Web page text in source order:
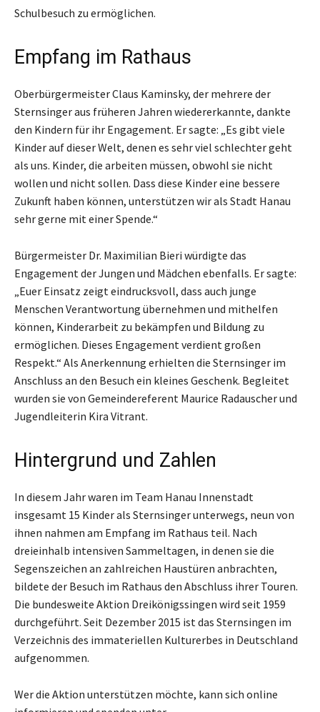
Schulbesuch zu ermöglichen.
Empfang im Rathaus
Oberbürgermeister Claus Kaminsky, der mehrere der
Sternsinger aus früheren Jahren wiedererkannte, dankte
den Kindern für ihr Engagement. Er sagte: „Es gibt viele
Kinder auf dieser Welt, denen es sehr viel schlechter geht
als uns. Kinder, die arbeiten müssen, obwohl sie nicht
wollen und nicht sollen. Dass diese Kinder eine bessere
Zukunft haben können, unterstützen wir als Stadt Hanau
sehr gerne mit einer Spende.“
Bürgermeister Dr. Maximilian Bieri würdigte das
Engagement der Jungen und Mädchen ebenfalls. Er sagte:
„Euer Einsatz zeigt eindrucksvoll, dass auch junge
Menschen Verantwortung übernehmen und mithelfen
können, Kinderarbeit zu bekämpfen und Bildung zu
ermöglichen. Dieses Engagement verdient großen
Respekt.“ Als Anerkennung erhielten die Sternsinger im
Anschluss an den Besuch ein kleines Geschenk. Begleitet
wurden sie von Gemeindereferent Maurice Radauscher und
Jugendleiterin Kira Vitrant.
Hintergrund und Zahlen
In diesem Jahr waren im Team Hanau Innenstadt
insgesamt 15 Kinder als Sternsinger unterwegs, neun von
ihnen nahmen am Empfang im Rathaus teil. Nach
dreieinhalb intensiven Sammeltagen, in denen sie die
Segenszeichen an zahlreichen Haustüren anbrachten,
bildete der Besuch im Rathaus den Abschluss ihrer Touren.
Die bundesweite Aktion Dreikönigssingen wird seit 1959
durchgeführt. Seit Dezember 2015 ist das Sternsingen im
Verzeichnis des immateriellen Kulturerbes in Deutschland
aufgenommen.
Wer die Aktion unterstützen möchte, kann sich online